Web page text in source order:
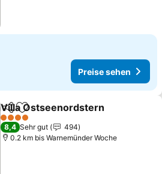
Preise sehen
TeilenZu Favoriten hinzufügen
Villa Ostseenordstern
4 Sterne
8,4 Sehr gut
494
0.2 km bis Warnemünder Woche